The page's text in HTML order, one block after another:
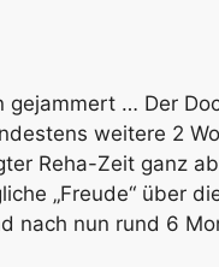
gejammert … Der
weitere 2
Reha-Zeit ganz
„Freude“ über
nach nun rund 6